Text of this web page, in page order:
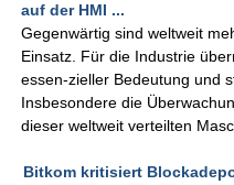
auf der HMI ...
Gegenwärtig sind weltweit
Einsatz. Für die Industrie
essen-zieller Bedeutung und
Insbesondere die
dieser weltweit verteilten
Bitkom kritisiert